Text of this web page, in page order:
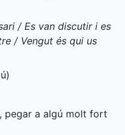
/ Es van discutir i es
/ Vengut és qui us
, pegar a algú molt fort